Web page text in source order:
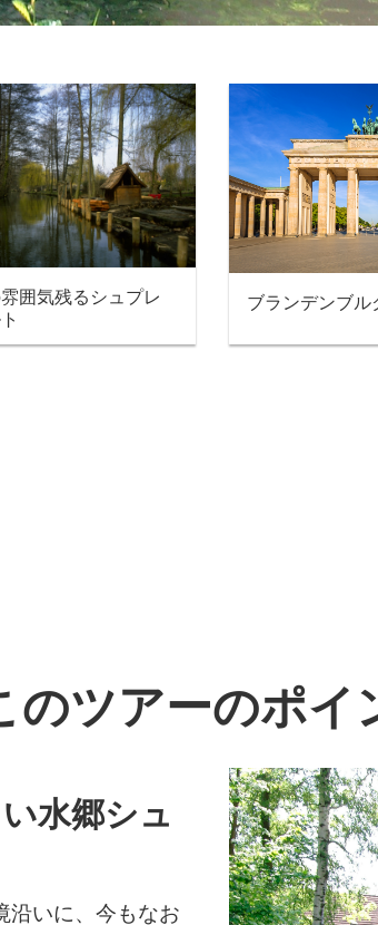
囲気残るシュプレ
ブランデンブル
のツアーのポイ
水郷シュ
沿いに、今もなお